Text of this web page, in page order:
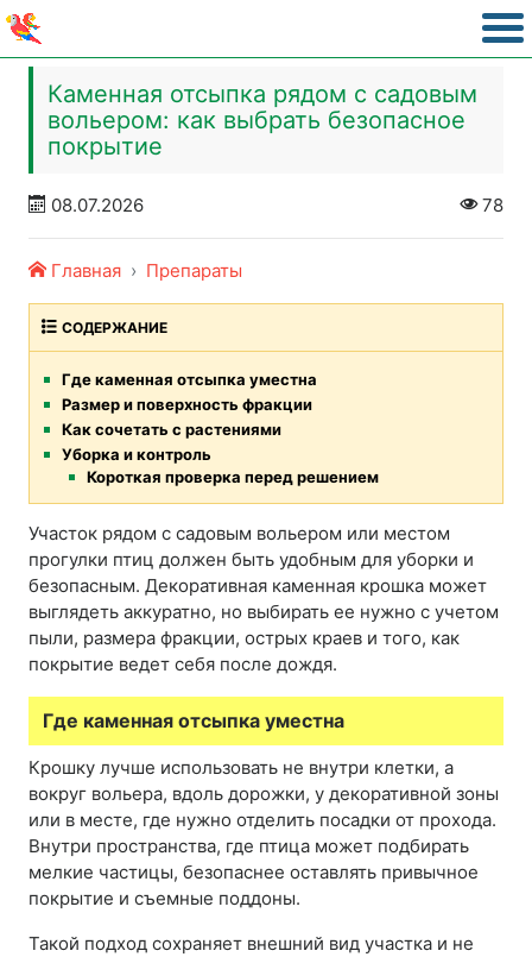
Каменная отсыпка рядом с садовым
вольером: как выбрать безопасное
покрытие
08.07.2026 78
Главная Препараты
СОДЕРЖАНИЕ
Где каменная отсыпка уместна
Размер и поверхность фракции
Как сочетать с растениями
Уборка и контроль
Короткая проверка перед решением
Участок рядом с садовым вольером или местом
прогулки птиц должен быть удобным для уборки и
безопасным. Декоративная каменная крошка может
выглядеть аккуратно, но выбирать ее нужно с учетом
пыли, размера фракции, острых краев и того, как
покрытие ведет себя после дождя.
Где каменная отсыпка уместна
Крошку лучше использовать не внутри клетки, а
вокруг вольера, вдоль дорожки, у декоративной зоны
или в месте, где нужно отделить посадки от прохода.
Внутри пространства, где птица может подбирать
мелкие частицы, безопаснее оставлять привычное
покрытие и съемные поддоны.
Такой подход сохраняет внешний вид участка и не